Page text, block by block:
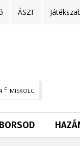
ÁSZF
C MISKOLC
BORSOD